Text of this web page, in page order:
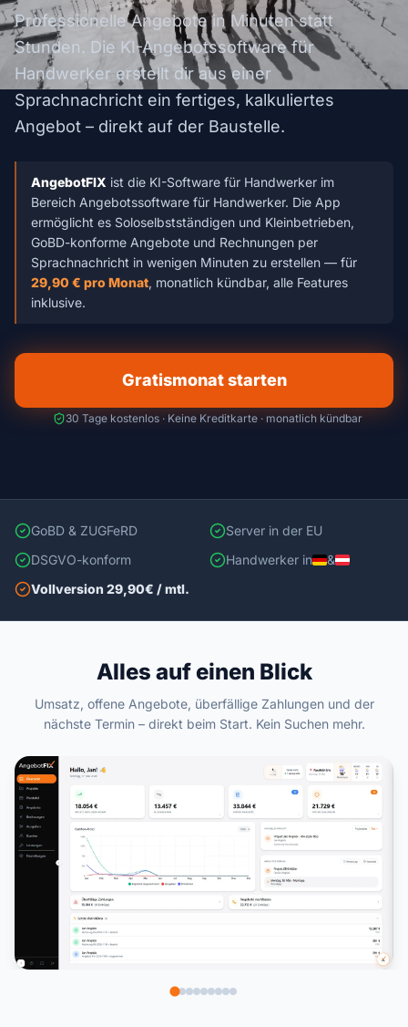
Professionelle Angebote in Minuten statt
Stunden. Die KI-Angebotssoftware für
Handwerker erstellt dir aus einer
Sprachnachricht ein fertiges, kalkuliertes
Angebot – direkt auf der Baustelle.
AngebotFIX ist die KI-Software für Handwerker im
Bereich Angebotssoftware für Handwerker. Die App
ermöglicht es Soloselbstständigen und Kleinbetrieben,
GoBD-konforme Angebote und Rechnungen per
Sprachnachricht in wenigen Minuten zu erstellen — für
29,90 € pro Monat, monatlich kündbar, alle Features
inklusive.
Gratismonat starten
30 Tage kostenlos · Keine Kreditkarte · monatlich kündbar
GoBD & ZUGFeRD
Server in der EU
DSGVO-konform
Handwerker in
&
Vollversion 29,90€ / mtl.
Alles auf einen Blick
Umsatz, offene Angebote, überfällige Zahlungen und der
nächste Termin – direkt beim Start. Kein Suchen mehr.